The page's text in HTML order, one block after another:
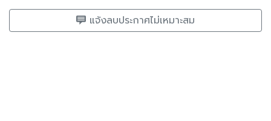
แจ้งลบประกาศไม่เหมาะสม